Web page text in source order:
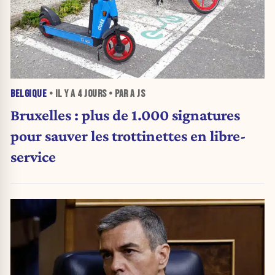
BELGIQUE • IL Y A 4 JOURS• PAR A JS
Bruxelles : plus de 1.000 signatures
pour sauver les trottinettes en libre-
service